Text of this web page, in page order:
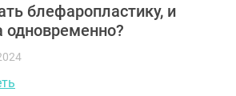
блефаропластику, и
одновременно?